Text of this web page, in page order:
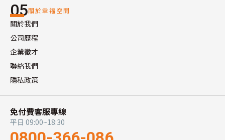
05關於幸福空間
關於我們
公司歷程
企業徵才
聯絡我們
隱私政策
免付費客服專線
平日 09:00~18:30